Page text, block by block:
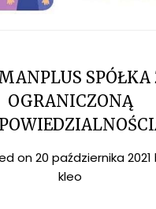
SPÓŁKA
OGRANICZONĄ
on20 października 2021
kleo